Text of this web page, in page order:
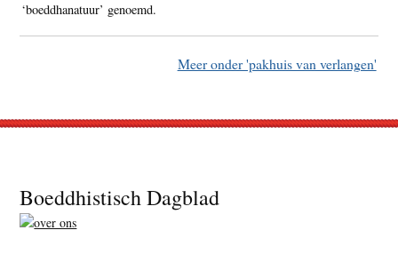
‘boeddhanatuur’ genoemd.
Meer onder 'pakhuis van verlangen'
Footer
Boeddhistisch Dagblad